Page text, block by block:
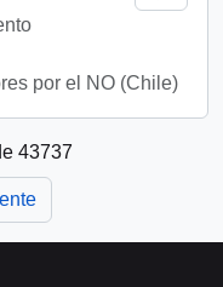
por el NO (Chile)
43737